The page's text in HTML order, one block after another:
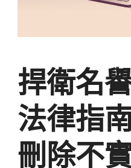
捍衛名
法律指